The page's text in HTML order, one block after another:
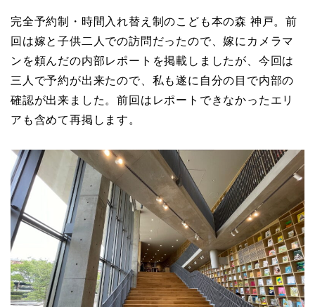
完全予約制・時間入れ替え制のこども本の森 神戸。前
回は嫁と子供二人での訪問だったので、嫁にカメラマ
ンを頼んだの内部レポートを掲載しましたが、今回は
三人で予約が出来たので、私も遂に自分の目で内部の
確認が出来ました。前回はレポートできなかったエリ
アも含めて再掲します。